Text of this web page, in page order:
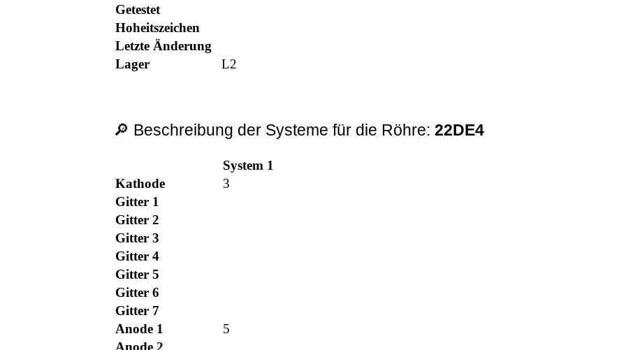
Getestet
Hoheitszeichen
Letzte Änderung
Lager
L2
🔎 Beschreibung der Systeme für die Röhre:22DE4
System 1
Kathode
3
Gitter 1
Gitter 2
Gitter 3
Gitter 4
Gitter 5
Gitter 6
Gitter 7
Anode 1
5
Anode 2